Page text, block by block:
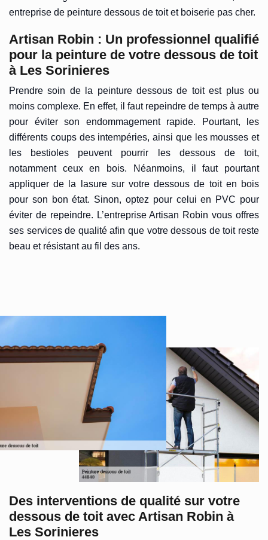
entreprise de peinture dessous de toit et boiserie pas cher.
Artisan Robin : Un professionnel qualifié
pour la peinture de votre dessous de toit
à Les Sorinieres
Prendre soin de la peinture dessous de toit est plus ou
moins complexe. En effet, il faut repeindre de temps à autre
pour éviter son endommagement rapide. Pourtant, les
différents coups des intempéries, ainsi que les mousses et
les bestioles peuvent pourrir les dessous de toit,
notamment ceux en bois. Néanmoins, il faut pourtant
appliquer de la lasure sur votre dessous de toit en bois
pour son bon état. Sinon, optez pour celui en PVC pour
éviter de repeindre. L’entreprise Artisan Robin vous offres
ses services de qualité afin que votre dessous de toit reste
beau et résistant au fil des ans.
Des interventions de qualité sur votre
dessous de toit avec Artisan Robin à
Les Sorinieres